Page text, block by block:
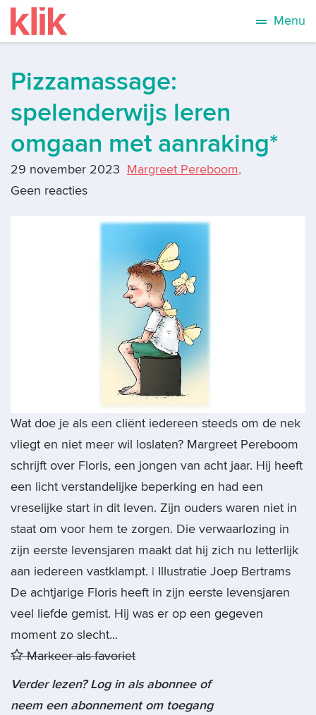
Menu
Pizzamassage:
spelenderwijs leren
omgaan met aanraking*
29 november 2023 Margreet Pereboom,
Geen reacties
Wat doe je als een cliënt iedereen steeds om de nek
vliegt en niet meer wil loslaten? Margreet Pereboom
schrijft over Floris, een jongen van acht jaar. Hij heeft
een licht verstandelijke beperking en had een
vreselijke start in dit leven. Zijn ouders waren niet in
staat om voor hem te zorgen. Die verwaarlozing in
zijn eerste levensjaren maakt dat hij zich nu letterlijk
aan iedereen vastklampt. | Illustratie Joep Bertrams
De achtjarige Floris heeft in zijn eerste levensjaren
veel liefde gemist. Hij was er op een gegeven
moment zo slecht...
Markeer als favoriet
Verder lezen? Log in als abonnee of
neem een abonnement om toegang